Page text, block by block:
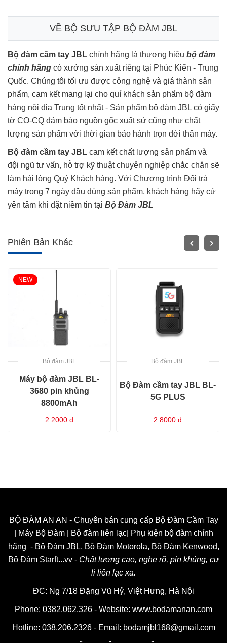
VỀ BỘ SƯU TẬP BỘ ĐÀM JBL
Bộ đàm cầm tay JBL chính hãng là thương hiệu bộ đàm
chính hãng có xưởng sản xuất riêng tại Phúc Kiến - Trung
Quốc. Chúng tôi tối ưu được công nghệ và giá thành sản
phẩm, cam kết mang lại cho quí khách sản phẩm bộ đàm
hàng nội địa Trung tốt nhất - Sản phẩm bộ đàm JBL có giấy
tờ CO-CQ đảm bảo nguồn gốc xuất sứ cũng như chất
lượng sản phẩm với thời gian bảo hành trọn đời thân máy.
Bộ đàm cầm tay JBL cam kết chất lượng sản phẩm và
đội ngũ tư vấn, hỗ trợ kỹ thuật chuyên nghiệp chắc chắn sẽ
làm hài lòng Quý Khách hàng. Với Chương trình Đổi trả
máy trong 7 ngày đầu dùng sản phẩm, khách hàng hãy cứ
yên tâm khi đặt niềm tin tại Bộ Đàm JBL
Phiên Bản Khác
NEW
Bộ đàm JBL
Máy bộ đàm JBL BL-
3680 pin khủng
8800mAh
2.2000 đ
Bộ đàm JBL
Bộ Đàm cầm tay JBL BL-
5G PLUS
2.8000 đ
BỘ ĐÀM AN AN - Chuyên bán cung cấp Bộ Đàm Cầm Tay
| Máy Bộ Đàm | Bộ đàm liên lạc| Phụ kiện bộ đàm chính
hãng - Bộ Đàm JBL, Bộ Đàm Motorola, Bộ Đàm Kenwood,
Bộ Đàm Starft...vv - Chất lượng cao, nghe rõ, pin khủng, cự
li liên lạc xa.
ĐC: Ng 7/18 Đặng Vũ Hỷ, Việt Hưng, Hà Nội
Phone: 0382.062.326 - Website: www.bodamanan.com
Hotline: 038.206.2326- Email: bodamjbl168@gmail.com